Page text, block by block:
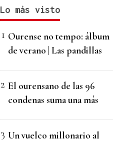
Lo más visto
Ourense no tempo: álbum
de verano | Las pandillas
El ourensano de las 96
condenas suma una más
Un vuelco millonario al